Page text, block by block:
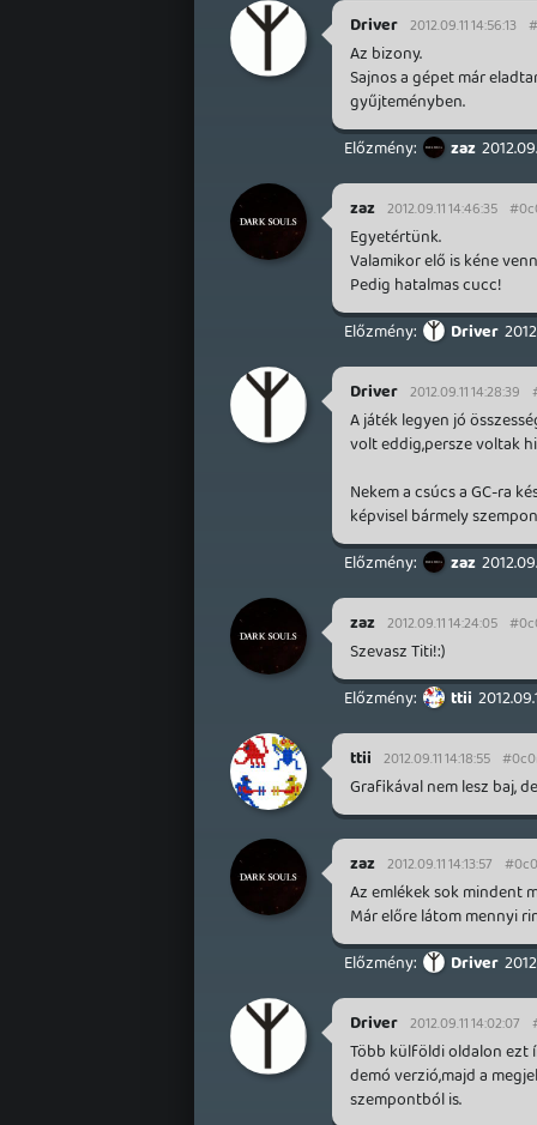
Driver 2012.09.11 14:56:13
Az bizony.
Sajnos a gépet már
gyűjteményben.
zaz
zaz 2012.09.11 14:46:35
Egyetértünk.
Valamikor elő is kéne
Pedig hatalmas cucc!
Driver
Driver 2012.09.11 14:28:39
A játék legyen jó
volt eddig,persze voltak
Nekem a csúcs a GC-ra
képvisel bármely
zaz
zaz 2012.09.11 14:24:05
Szevasz Titi!:)
ttii
ttii 2012.09.11 14:18:55
Grafikával nem lesz baj,
zaz 2012.09.11 14:13:57
Az emlékek sok mindent
Már előre látom mennyi
Driver
Driver 2012.09.11 14:02:07
Több külföldi oldalon ezt
demó verzió,majd a
szempontból is.